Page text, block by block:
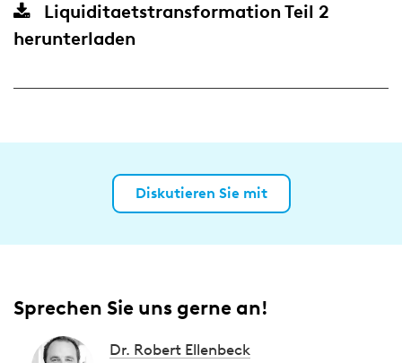
Liquiditaetstransformation Teil 2
herunterladen
Diskutieren Sie mit
Sprechen Sie uns gerne an!
Dr. Robert Ellenbeck